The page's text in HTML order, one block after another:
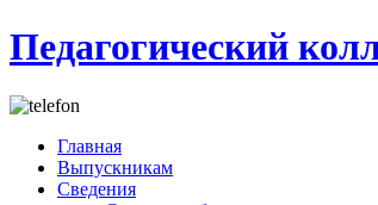
Педагогический
Главная
Выпускникам
Сведения